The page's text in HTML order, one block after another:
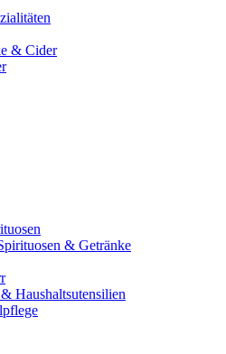
& Cider
& Getränke
Haushaltsutensilien